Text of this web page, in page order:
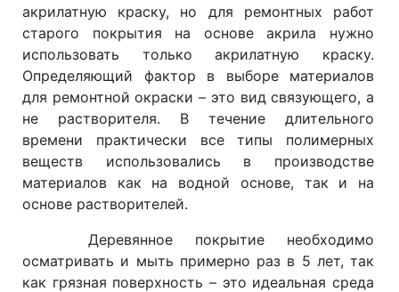
акрилатную краску, но для ремонтных работ
старого покрытия на основе акрила нужно
использовать только акрилатную краску.
Определяющий фактор в выборе материалов
для ремонтной окраски – это вид связующего, а
не растворителя. В течение длительного
времени практически все типы полимерных
веществ использовались в производстве
материалов как на водной основе, так и на
основе растворителей.
Деревянное покрытие необходимо
осматривать и мыть примерно раз в 5 лет, так
как грязная поверхность – это идеальная среда